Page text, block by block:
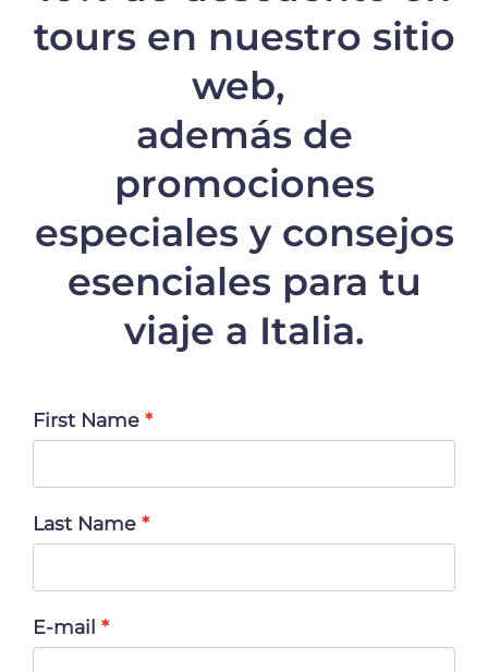
tours en nuestro sitio
web,
además de
promociones
especiales y consejos
esenciales para tu
viaje a Italia.
First Name
Last Name
E-mail